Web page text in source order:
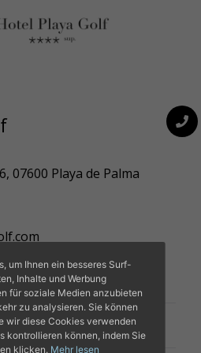
07600 Playa de Palma
um Ihnen ein besseres Surf-
Inhalte und Werbung
für soziale Medien anzubieten
zu analysieren. Sie können
wir diese Cookies verwenden
kontrollieren können, indem Sie
klicken. Mehr lesen